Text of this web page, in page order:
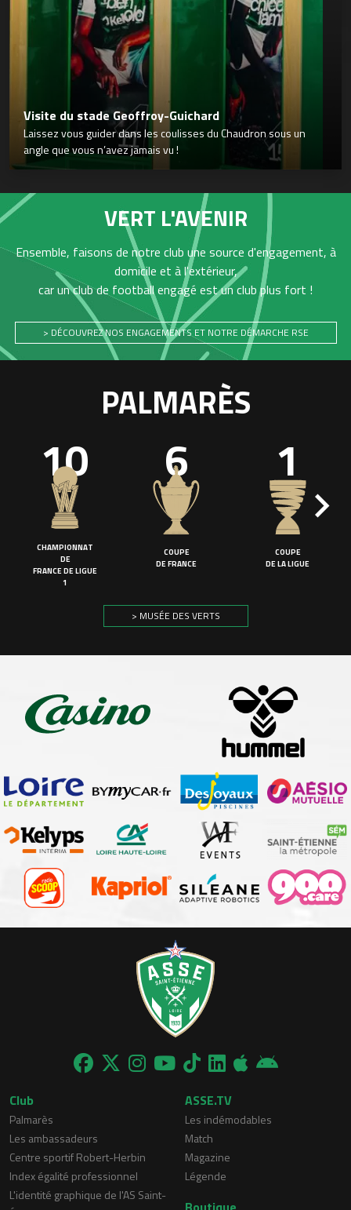
Visite du stade Geoffroy-Guichard
Laissez vous guider dans les coulisses du Chaudron sous un
angle que vous n’avez jamais vu !
VERT L'AVENIR
Ensemble, faisons de notre club une source d'engagement, à
domicile et à l'extérieur,
car un club de football engagé est un club plus fort !
> DÉCOUVREZ NOS ENGAGEMENTS ET NOTRE DÉMARCHE RSE
PALMARÈS
10
CHAMPIONNAT
DE
FRANCE DE LIGUE
1
6
COUPE
DE FRANCE
1
COUPE
DE LA LIGUE
> MUSÉE DES VERTS
Club
Palmarès
Les ambassadeurs
Centre sportif Robert-Herbin
Index égalité professionnel
L'identité graphique de l'AS Saint-
ASSE.TV
Les indémodables
Match
Magazine
Légende